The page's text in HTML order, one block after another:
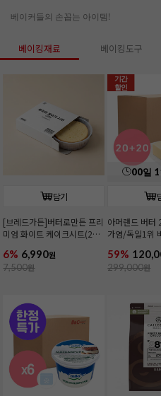
베이커들의 손꼽는 아이템!
베이킹재료 베이킹도구
담기
[브레드가든]버터로만든 프리
미엄 화이트 케이크시트(2호/
6% 6,990원
7,500원
기간
할인
00일
아머랜드 버터
가염/독일1위
59%
299,000원